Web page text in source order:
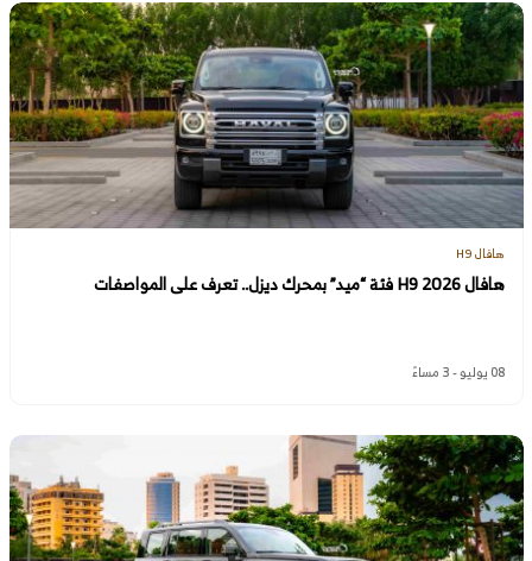
هافال H9
هافال H9 2026 فئة “ميد” بمحرك ديزل.. تعرف على المواصفات
08 يوليو - 3 مساءً